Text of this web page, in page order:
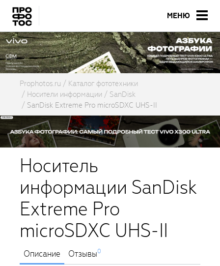
МЕНЮ
Prophotos.ru
Каталог фототехники
Носители информации
SanDisk
SanDisk Extreme Pro microSDXC UHS-II
Носитель
информации SanDisk
Extreme Pro
microSDXC UHS-II
Описание Отзывы0